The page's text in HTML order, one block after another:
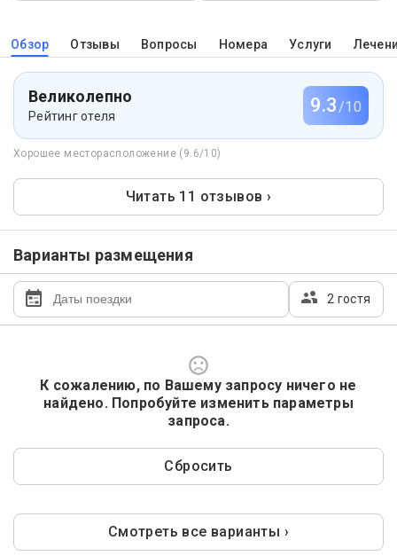
Обзор Отзывы Вопросы Номера Услуги
Великолепно
Рейтинг отеля 9.3/10
Хорошее месторасположение (9.6/10)
Читать 11 отзывов ›
Варианты размещения
2 гостя
К сожалению, по Вашему запросу ничего не
найдено. Попробуйте изменить параметры
запроса.
Сбросить
Смотреть все варианты ›